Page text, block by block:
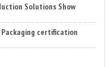
Solutions Show
Packaging certification